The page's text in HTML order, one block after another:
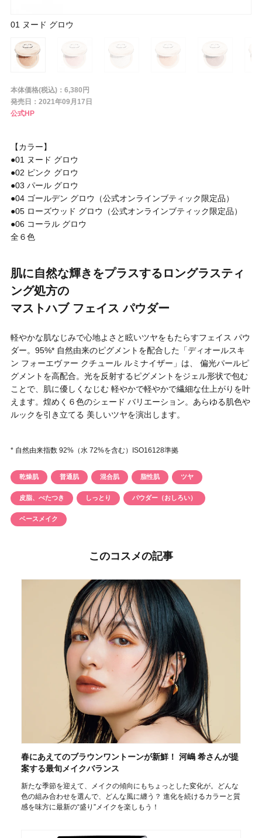
肌質
金額
アイテム
目的・用途
悩みなど
発売日
01 ヌード グロウ
02 ピンク グロウ
03 パール グロウ
04 ゴールデン グロウ（公式オンラインブティック限定品）
05 ローズウッド グロウ（公式オンラインブティック限定品）
06 コーラル グロウ
本体価格(税込)：6,380円
発売日：2021年09月17日
公式HP
【カラー】
●01 ヌード グロウ
●02 ピンク グロウ
●03 パール グロウ
●04 ゴールデン グロウ（公式オンラインブティック限定品）
●05 ローズウッド グロウ（公式オンラインブティック限定品）
●06 コーラル グロウ
全６色
肌に自然な輝きをプラスするロングラスティ
ング処方の
マストハブ フェイス パウダー
軽やかな肌なじみで心地よさと眩いツヤをもたらすフェイス パウ
ダー。95%* 自然由来のピグメントを配合した「ディオールスキ
ン フォーエヴァー クチュール ルミナイザー」は、 偏光パールピ
グメントを高配合。光を反射するピグメントをジェル形状で包む
ことで、肌に優しくなじむ 軽やかで軽やかで繊細な仕上がりを叶
えます。煌めく６色のシェード バリエーション。あらゆる肌色や
ルックを引き立てる 美しいツヤを演出します。
* 自然由来指数 92%（水 72%を含む）ISO16128準拠
乾燥肌 普通肌 混合肌 脂性肌 ツヤ
皮脂、べたつき しっとり パウダー（おしろい）
ベースメイク
このコスメの記事
春にあえてのブラウンワントーンが新鮮！ 河嶋 希さんが提
案する最旬メイクバランス
新たな季節を迎えて、メイクの傾向にもちょっとした変化が。どんな
色の組み合わせを選んで、どんな風に纏う？ 進化を続けるカラーと質
感を味方に最新の“盛り”メイクを楽しもう！